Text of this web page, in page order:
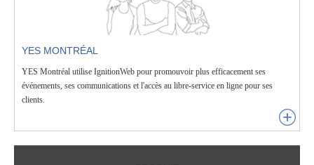
YES MONTRÉAL
YES Montréal utilise IgnitionWeb pour promouvoir plus efficacement ses
événements, ses communications et l'accès au libre-service en ligne pour ses
clients.